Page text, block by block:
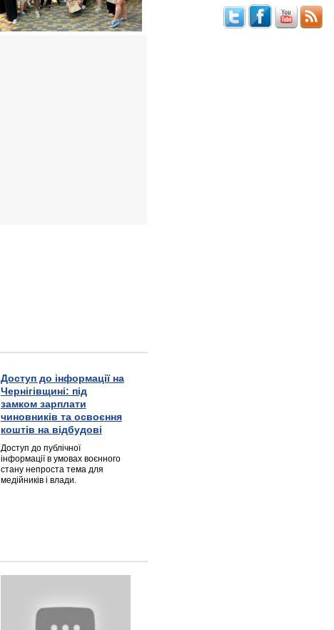
Доступ до інформації на
Чернігівщині: під
замком зарплати
чиновників та освоєння
коштів на відбудові
Доступ до публічної
інформації в умовах воєнного
стану непроста тема для
медійників і влади.